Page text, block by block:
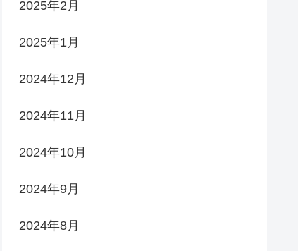
2025年2月
2025年1月
2024年12月
2024年11月
2024年10月
2024年9月
2024年8月